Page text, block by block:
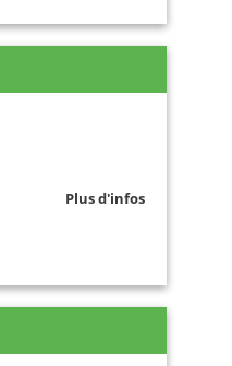
Plus d'infos